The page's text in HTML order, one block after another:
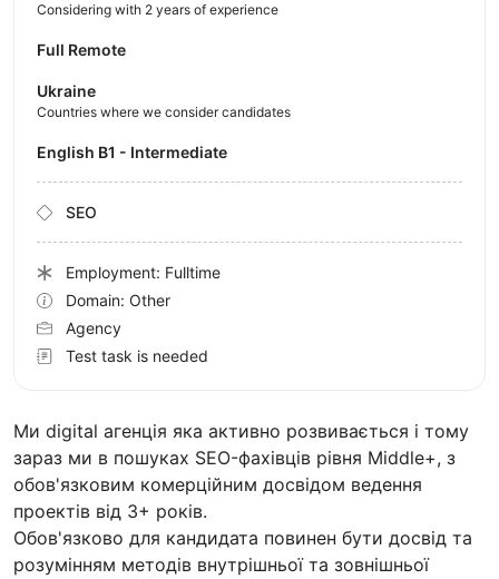
Ми digital агенція яка активно розвивається і тому
зараз ми в пошуках SEO-фахівців рівня Middle+, з
обов'язковим комерційним досвідом ведення
проектів від 3+ років.
Обов'язково для кандидата повинен бути досвід та
розумінням методів внутрішньої та зовнішньої
Considering with 2 years of experience
Full Remote
Ukraine
Countries where we consider candidates
English B1 - Intermediate
SEO
Employment: Fulltime
Domain: Other
Agency
Test task is needed